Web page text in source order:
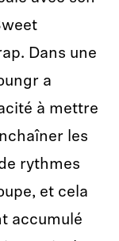
Dans une
a
à mettre
les
rythmes
et cela
accumulé